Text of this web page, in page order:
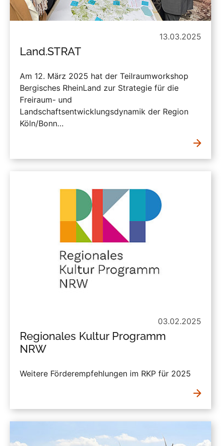
13.03.2025
Land.STRAT
Am 12. März 2025 hat der Teilraumworkshop
Bergisches RheinLand zur Strategie für die
Freiraum- und
Landschaftsentwicklungsdynamik der Region
Köln/Bonn…
03.02.2025
Regionales Kultur Programm
NRW
Weitere Förderempfehlungen im RKP für 2025